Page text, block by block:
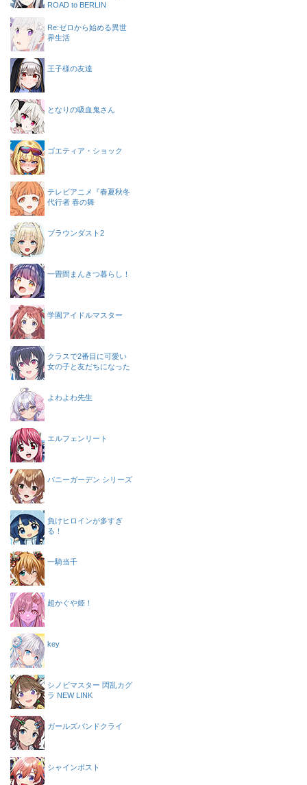
ROAD to BERLIN
Re:ゼロから始める異世
界生活
王子様の友達
となりの吸血鬼さん
ゴエティア・ショック
テレビアニメ『春夏秋冬
代行者 春の舞
ブラウンダスト2
一畳間まんきつ暮らし！
学園アイドルマスター
クラスで2番目に可愛い
女の子と友だちになった
よわよわ先生
エルフェンリート
バニーガーデン シリーズ
負けヒロインが多すぎ
る！
一騎当千
超かぐや姫！
key
シノビマスター 閃乱カグ
ラ NEW LINK
ガールズバンドクライ
シャインポスト